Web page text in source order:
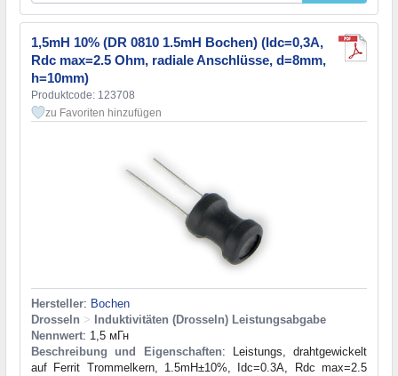
1,5mH 10% (DR 0810 1.5mH Bochen) (Idc=0,3А,
Rdc max=2.5 Ohm, radiale Anschlüsse, d=8mm,
h=10mm)
Produktcode: 123708
zu Favoriten hinzufügen
Hersteller: Bochen
Drosseln >
Induktivitäten (Drosseln) Leistungsabgabe
Nennwert: 1,5 мГн
Beschreibung und Eigenschaften: Leistungs, drahtgewickelt
auf Ferrit Trommelkern, 1.5mH±10%, Idc=0.3A, Rdc max=2.5